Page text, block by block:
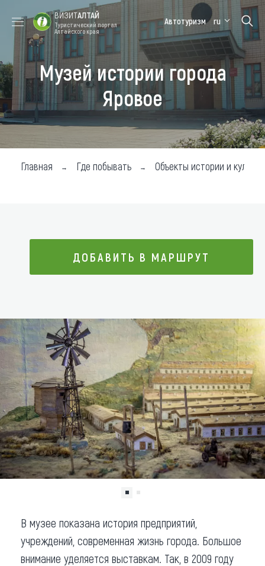
Форум VISIT
ALTAI
Цветение
маральника
Медицинский
форум
Алтайская
зимовка
Туры
Где побывать
Карта
Коллекция впечатлений
Другие рубрики
ВИЗИТАЛТАЙ
Туристический портал
Алтайского края
Автотуризм ru
Музей истории города
Яровое
Главная Где побывать Объекты истории и
ДОБАВИТЬ В МАРШРУТ
В музее показана история предприятий,
учреждений, современная жизнь города. Большое
внимание уделяется выставкам. Так, в 2009 году